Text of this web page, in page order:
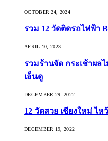
OCTOBER 24, 2024
รวม 12 วัดติดรถไฟฟ้า
APRIL 10, 2023
รวมร้านจัด กระเช้าผล
เอ็นดู
DECEMBER 29, 2022
12 วัดสวย เชียงใหม่ ไห
DECEMBER 19, 2022